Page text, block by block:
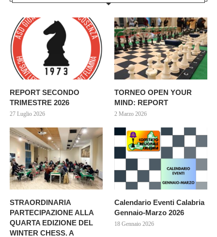
REPORT SECONDO
TRIMESTRE 2026
27 Luglio 2026
TORNEO OPEN YOUR
MIND: REPORT
2 Marzo 2026
STRAORDINARIA
PARTECIPAZIONE ALLA
QUARTA EDIZIONE DEL
WINTER CHESS. A
Calendario Eventi Calabria
Gennaio-Marzo 2026
18 Gennaio 2026